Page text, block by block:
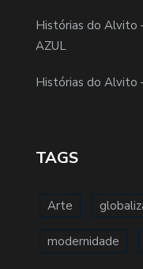
Histórias do Alvito
AZUL
Histórias do Alvito
TAGS
Arte
modernidade